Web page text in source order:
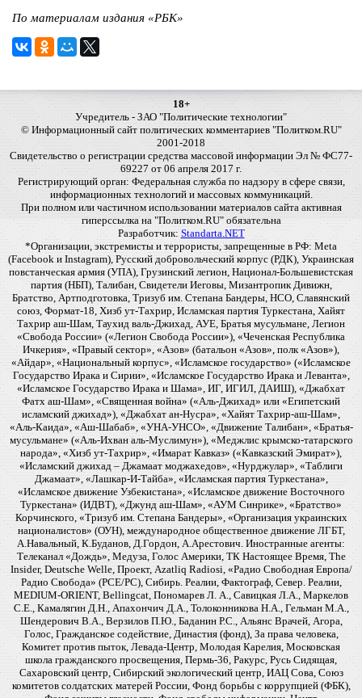
По материалам издания «РБК»
18+
Учредитель - ЗАО "Политические технологии"
© Информационный сайт политических комментариев "Политком.RU"
2001-2018
Свидетельство о регистрации средства массовой информации Эл № ФС77-
69227 от 06 апреля 2017 г.
Регистрирующий орган: Федеральная служба по надзору в сфере связи,
информационных технологий и массовых коммуникаций.
При полном или частичном использовании материалов сайта активная
гиперссылка на "Политком.RU" обязательна
Разработчик: Standarta.NET
*Организации, экстремисты и террористы, запрещенные в РФ: Meta
(Facebook и Instagram), Русский добровольческий корпус (РДК), Украинская
повстанческая армия (УПА), Грузинский легион, Национал-Большевистская
партия (НБП), Талибан, Свидетели Иеговы, Мизантропик Дивижн,
Братство, Артподготовка, Тризуб им. Степана Бандеры, НСО, Славянский
союз, Формат-18, Хизб ут-Тахрир, Исламская партия Туркестана, Хайят
Тахрир аш-Шам, Таухид валь-Джихад, АУЕ, Братья мусульмане, Легион
«Свобода России» («Легион Свобода России»), «Чеченская Республика
Ичкерия», «Правый сектор», «Азов» (батальон «Азов», полк «Азов»),
«Айдар», «Национальный корпус», «Исламское государство» («Исламское
Государство Ирака и Сирии», «Исламское Государство Ирака и Леванта»,
«Исламское Государство Ирака и Шама», ИГ, ИГИЛ, ДАИШ), «Джабхат
Фатх аш-Шам», «Священная война» («Аль-Джихад» или «Египетский
исламский джихад»), «Джабхат ан-Нусра», «Хайят Тахрир-аш-Шам»,
«Аль-Каида», «Аш-Шабаб», «УНА-УНСО», «Движение Талибан», «Братья-
мусульмане» («Аль-Ихван аль-Муслимун»), «Меджлис крымско-татарского
народа», «Хизб ут-Тахрир», «Имарат Кавказ» («Кавказский Эмират»),
«Исламский джихад – Джамаат моджахедов», «Нурджулар», «Таблиги
Джамаат», «Лашкар-И-Тайба», «Исламская партия Туркестана»,
«Исламское движение Узбекистана», «Исламское движение Восточного
Туркестана» (ИДВТ), «Джунд аш-Шам», «АУМ Синрике», «Братство»
Корчинского, «Тризуб им. Степана Бандеры», «Организация украинских
националистов» (ОУН), международное общественное движение ЛГБТ,
А.Навальный, К.Буданов, Д.Гордон, А.Арестович. Иностранные агенты:
Телеканал «Дождь», Медуза, Голос Америки, ТК Настоящее Время, The
Insider, Deutsche Welle, Проект, Azatliq Radiosi, «Радио Свободная Европа/
Радио Свобода» (PCE/PC), Сибирь. Реалии, Фактограф, Север. Реалии,
MEDIUM-ORIENT, Bellingcat, Пономарев Л. А., Савицкая Л.А., Маркелов
С.Е., Камалягин Д.Н., Апахончич Д.А., Толоконникова Н.А., Гельман М.А.,
Шендерович В.А., Верзилов П.Ю., Баданин Р.С., Альянс Врачей, Агора,
Голос, Гражданское содействие, Династия (фонд), За права человека,
Комитет против пыток, Левада-Центр, Молодая Карелия, Московская
школа гражданского просвещения, Пермь-36, Ракурс, Русь Сидящая,
Сахаровский центр, Сибирский экологический центр, ИАЦ Сова, Союз
комитетов солдатских матерей России, Фонд борьбы с коррупцией (ФБК),